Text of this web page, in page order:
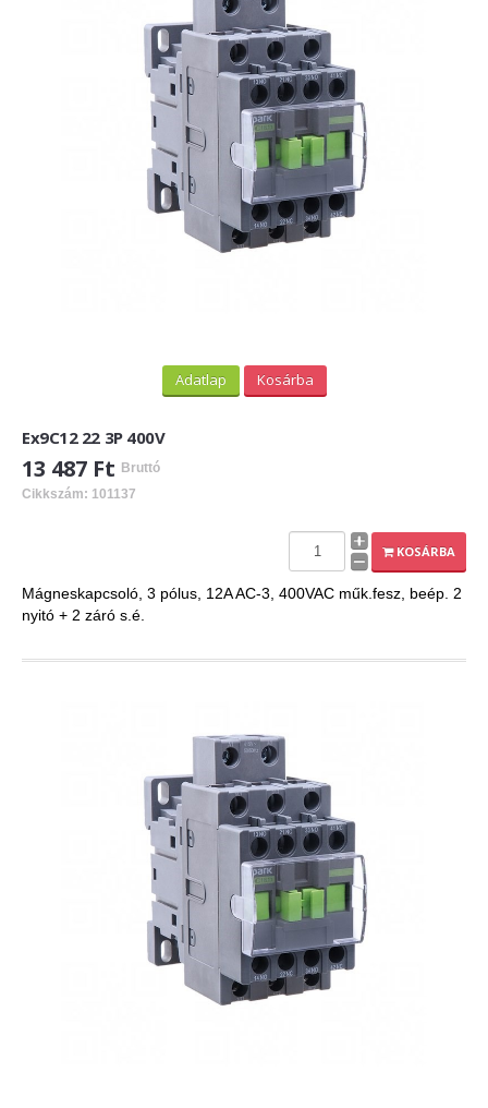
Adatlap Kosárba
Ex9C12 22 3P 400V
13 487 Ft Bruttó
Cikkszám: 101137
KOSÁRBA
Mágneskapcsoló, 3 pólus, 12A AC-3, 400VAC műk.fesz, beép. 2
nyitó + 2 záró s.é.